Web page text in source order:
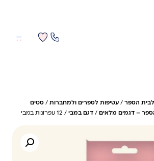
לבית הספר / עטיפות לספרים ולמחברות / סטים
– דגמים מלאים / דגם במבי / 12 עפרונות במבי